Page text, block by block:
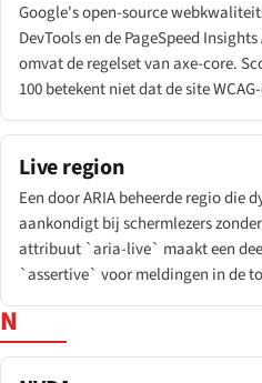
Google's open-source
DevTools en de PageSpeed
omvat de regelset van axe-core.
100 betekent niet dat de site
Live region
Een door ARIA beheerde regio die
aankondigt bij schermlezers
attribuut `aria-live` maakt een
`assertive` voor meldingen in de
N